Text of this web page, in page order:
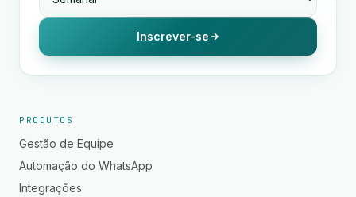
Inscrever-se
PRODUTOS
Gestão de Equipe
Automação do WhatsApp
Integrações